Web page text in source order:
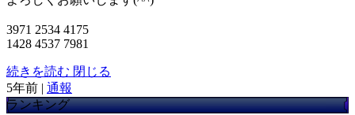
3971 2534 4175
1428 4537 7981
続きを読む 閉じる
5年前 | 通報
ランキング